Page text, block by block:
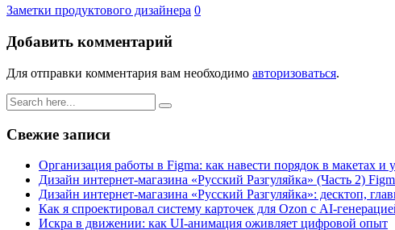
Заметки продуктового дизайнера 0
Добавить комментарий
Для отправки комментария вам необходимо авторизоваться.
Свежие записи
Организация работы в Figma: как навести порядок в макетах и
Дизайн интернет-магазина «Русский Разгуляйка» (Часть 2)
Дизайн интернет-магазина «Русский Разгуляйка»: десктоп,
Как я спроектировал систему карточек для Ozon с AI-
Искра в движении: как UI-анимация оживляет цифровой опыт